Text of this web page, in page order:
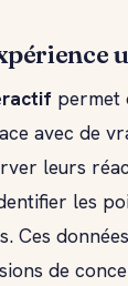
permet
avec de
leurs
les
Ces
de